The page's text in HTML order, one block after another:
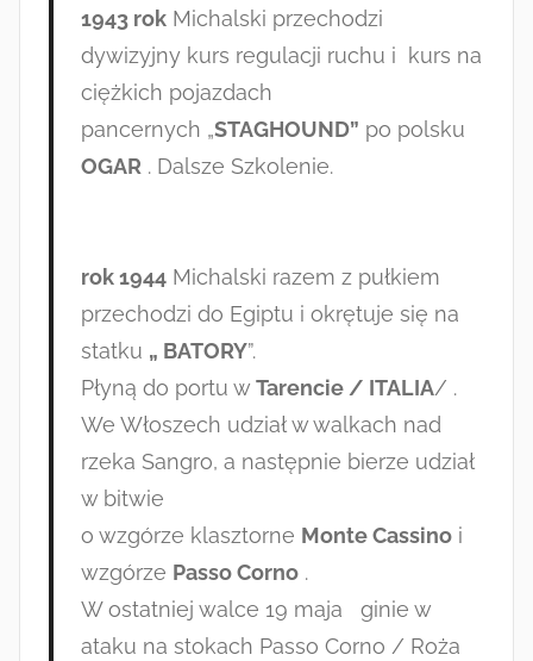
1943 rokMichalski przechodzi
dywizyjny kurs regulacji ruchu i kurs na
ciężkich pojazdach
pancernych „STAGHOUND” po polsku
OGAR. Dalsze Szkolenie.
rok 1944Michalski razem z pułkiem
przechodzi do Egiptu i okrętuje się na
statku „ BATORY”.
Płyną do portu w Tarencie / ITALIA/ .
We Włoszech udział w walkach nad
rzeka Sangro, a następnie bierze udział
w bitwie
o wzgórze klasztorne Monte Cassinoi
wzgórze Passo Corno.
W ostatniej walce 19 maja ginie w
ataku na stokach Passo Corno / Roża